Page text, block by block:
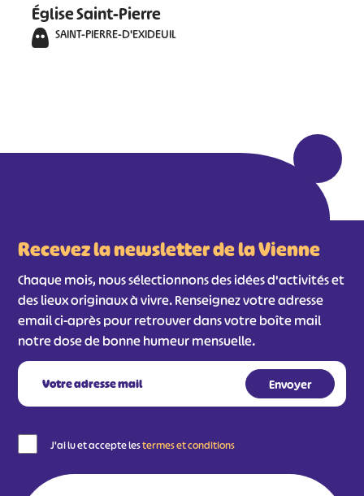
Église Saint-Pierre
SAINT-PIERRE-D'EXIDEUIL
Recevez la newsletter de la Vienne
Chaque mois, nous sélectionnons des idées d'activités et
des lieux originaux à vivre. Renseignez votre adresse
email ci-après pour retrouver dans votre boîte mail
notre dose de bonne humeur mensuelle.
J'ai lu et accepte lestermes et conditions